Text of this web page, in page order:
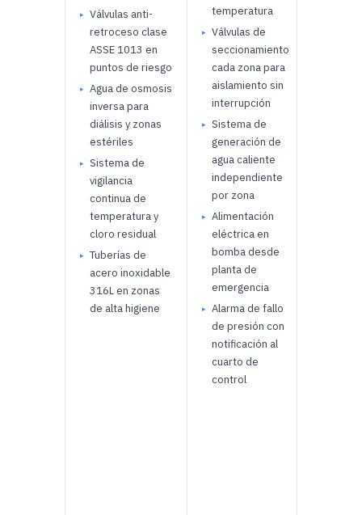
Válvulas anti-
retroceso clase
ASSE 1013 en
puntos de riesgo
Agua de osmosis
inversa para
diálisis y zonas
estériles
Sistema de
vigilancia
continua de
temperatura y
cloro residual
Tuberías de
acero inoxidable
316L en zonas
de alta higiene
temperatura
Válvulas de
seccionamiento
cada zona para
aislamiento sin
interrupción
Sistema de
generación de
agua caliente
independiente
por zona
Alimentación
eléctrica en
bomba desde
planta de
emergencia
Alarma de fallo
de presión con
notificación al
cuarto de
control